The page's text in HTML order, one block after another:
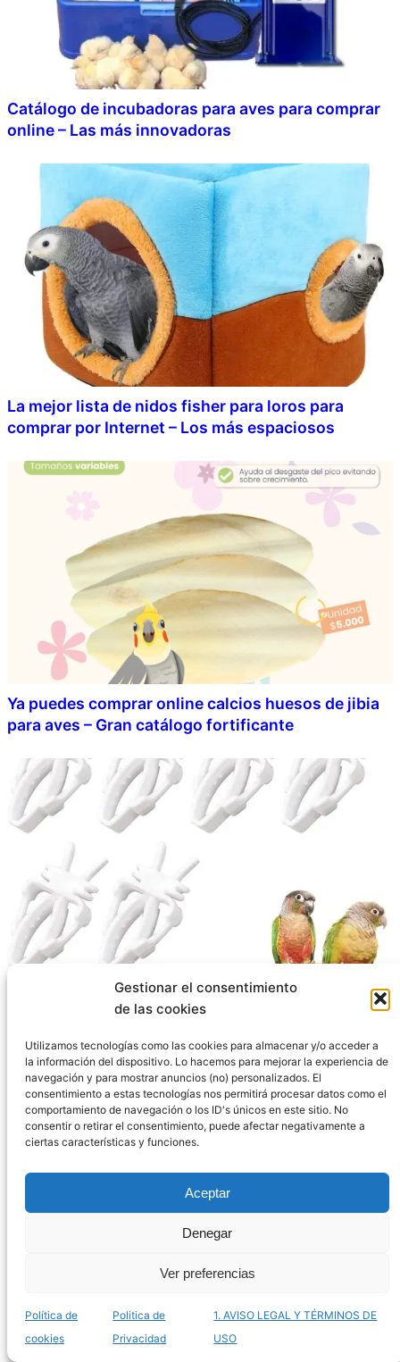
Gestionar el consentimiento
de las cookies
Utilizamos tecnologías como las cookies para almacenar y/o acceder a
la información del dispositivo. Lo hacemos para mejorar la experiencia de
navegación y para mostrar anuncios (no) personalizados. El
consentimiento a estas tecnologías nos permitirá procesar datos como el
comportamiento de navegación o los ID's únicos en este sitio. No
consentir o retirar el consentimiento, puede afectar negativamente a
ciertas características y funciones.
Aceptar
Denegar
Ver preferencias
Política de
cookies
Politica de
Privacidad
1. AVISO LEGAL Y TÉRMINOS DE
USO
Catálogo de incubadoras para aves para comprar
online – Las más innovadoras
La mejor lista de nidos fisher para loros para
comprar por Internet – Los más espaciosos
Ya puedes comprar online calcios huesos de jibia
para aves – Gran catálogo fortificante
Listado de pinzas para comida de pájaros para
– Los más confortables